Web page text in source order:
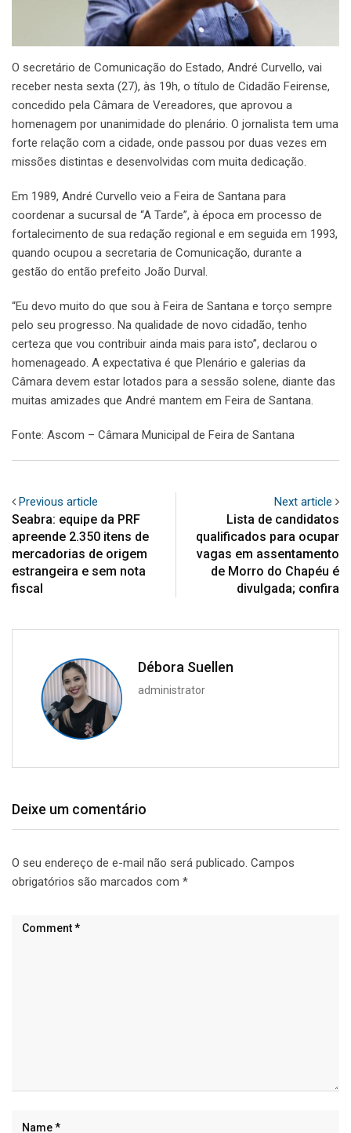
O secretário de Comunicação do Estado, André Curvello, vai
receber nesta sexta (27), às 19h, o título de Cidadão Feirense,
concedido pela Câmara de Vereadores, que aprovou a
homenagem por unanimidade do plenário. O jornalista tem uma
forte relação com a cidade, onde passou por duas vezes em
missões distintas e desenvolvidas com muita dedicação.
Em 1989, André Curvello veio a Feira de Santana para
coordenar a sucursal de “A Tarde”, à época em processo de
fortalecimento de sua redação regional e em seguida em 1993,
quando ocupou a secretaria de Comunicação, durante a
gestão do então prefeito João Durval.
“Eu devo muito do que sou à Feira de Santana e torço sempre
pelo seu progresso. Na qualidade de novo cidadão, tenho
certeza que vou contribuir ainda mais para isto”, declarou o
homenageado. A expectativa é que Plenário e galerias da
Câmara devem estar lotados para a sessão solene, diante das
muitas amizades que André mantem em Feira de Santana.
Fonte: Ascom – Câmara Municipal de Feira de Santana
Previous article
Seabra: equipe da PRF
apreende 2.350 itens de
mercadorias de origem
estrangeira e sem nota
fiscal
Next article
Lista de candidatos
qualificados para ocupar
vagas em assentamento
de Morro do Chapéu é
divulgada; confira
Débora Suellen
administrator
Deixe um comentário
O seu endereço de e-mail não será publicado. Campos
obrigatórios são marcados com *